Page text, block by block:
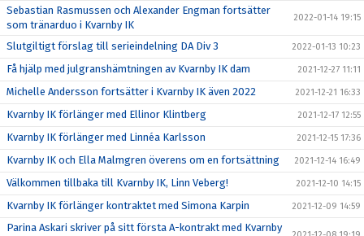
Sebastian Rasmussen och Alexander Engman fortsätter
som tränarduo i Kvarnby IK
2022-01-14 19:15
Slutgiltigt förslag till serieindelning DA Div 3 2022-01-13 10:23
Få hjälp med julgranshämtningen av Kvarnby IK dam 2021-12-27 11:11
Michelle Andersson fortsätter i Kvarnby IK även 2022 2021-12-21 16:33
Kvarnby IK förlänger med Ellinor Klintberg 2021-12-17 12:55
Kvarnby IK förlänger med Linnéa Karlsson 2021-12-15 17:36
Kvarnby IK och Ella Malmgren överens om en fortsättning 2021-12-14 16:49
Välkommen tillbaka till Kvarnby IK, Linn Veberg! 2021-12-10 14:15
Kvarnby IK förlänger kontraktet med Simona Karpin 2021-12-09 14:59
Parina Askari skriver på sitt första A-kontrakt med Kvarnby